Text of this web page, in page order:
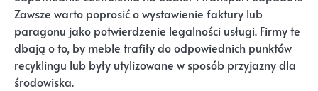
Zawsze warto poprosić o wystawienie faktury lub
paragonu jako potwierdzenie legalności usługi. Firmy te
dbają o to, by meble trafiły do odpowiednich punktów
recyklingu lub były utylizowane w sposób przyjazny dla
środowiska.